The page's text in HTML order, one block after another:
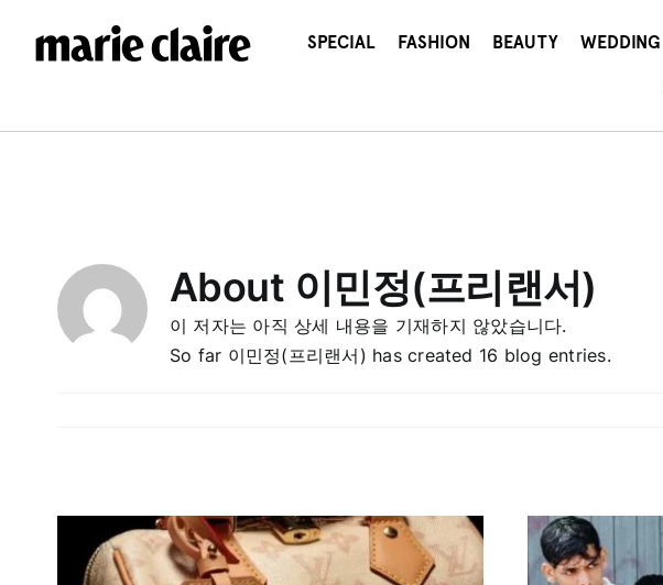
건
SPECIAL FASHION BEAUTY WEDDING
About 이민정(프리랜서)
이 저자는 아직 상세 내용을 기재하지 않았습니다.
So far 이민정(프리랜서) has created 16 blog entries.